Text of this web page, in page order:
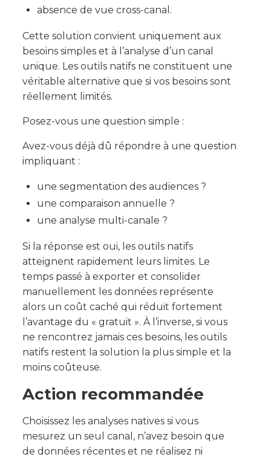
absence de vue cross-canal.
Cette solution convient uniquement aux
besoins simples et à l’analyse d’un canal
unique. Les outils natifs ne constituent une
véritable alternative que si vos besoins sont
réellement limités.
Posez-vous une question simple :
Avez-vous déjà dû répondre à une question
impliquant :
une segmentation des audiences ?
une comparaison annuelle ?
une analyse multi-canale ?
Si la réponse est oui, les outils natifs
atteignent rapidement leurs limites. Le
temps passé à exporter et consolider
manuellement les données représente
alors un coût caché qui réduit fortement
l’avantage du « gratuit ». À l’inverse, si vous
ne rencontrez jamais ces besoins, les outils
natifs restent la solution la plus simple et la
moins coûteuse.
Action recommandée
Choisissez les analyses natives si vous
mesurez un seul canal, n’avez besoin que
de données récentes et ne réalisez ni